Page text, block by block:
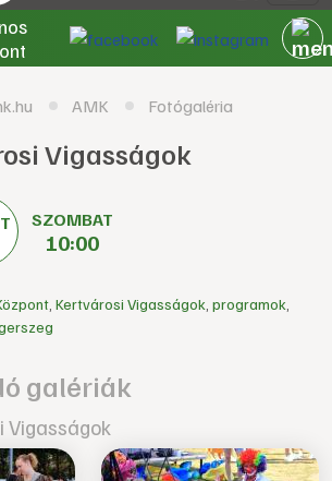
AMK Fotógaléria
Vigasságok
SZOMBAT
10:00
Kertvárosi Vigasságok programok
galériák
Vigasságok